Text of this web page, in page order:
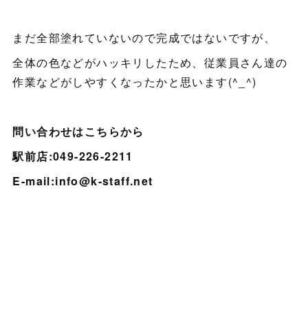
まだ全部塗れていないので完成ではないですが、
全体の色などがハッキリしたため、従業員さん達の
作業などがしやすくなったかと思います(^_^)
問い合わせはこちらから
駅前店:049-226-2211
E-mail:info@k-staff.net